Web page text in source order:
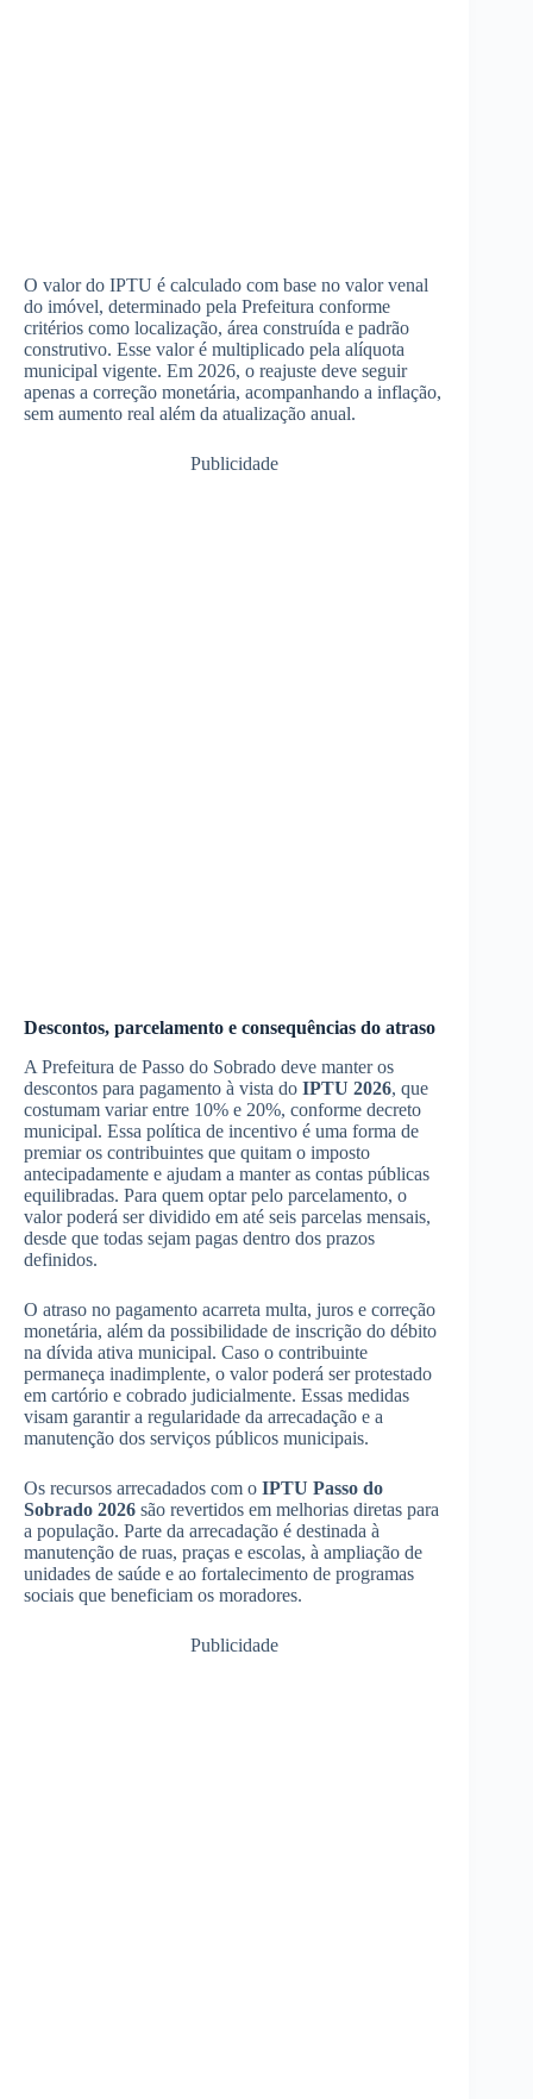
O valor do IPTU é calculado com base no valor venal
do imóvel, determinado pela Prefeitura conforme
critérios como localização, área construída e padrão
construtivo. Esse valor é multiplicado pela alíquota
municipal vigente. Em 2026, o reajuste deve seguir
apenas a correção monetária, acompanhando a inflação,
sem aumento real além da atualização anual.
Publicidade
Descontos, parcelamento e consequências do atraso
A Prefeitura de Passo do Sobrado deve manter os
descontos para pagamento à vista do IPTU 2026, que
costumam variar entre 10% e 20%, conforme decreto
municipal. Essa política de incentivo é uma forma de
premiar os contribuintes que quitam o imposto
antecipadamente e ajudam a manter as contas públicas
equilibradas. Para quem optar pelo parcelamento, o
valor poderá ser dividido em até seis parcelas mensais,
desde que todas sejam pagas dentro dos prazos
definidos.
O atraso no pagamento acarreta multa, juros e correção
monetária, além da possibilidade de inscrição do débito
na dívida ativa municipal. Caso o contribuinte
permaneça inadimplente, o valor poderá ser protestado
em cartório e cobrado judicialmente. Essas medidas
visam garantir a regularidade da arrecadação e a
manutenção dos serviços públicos municipais.
Os recursos arrecadados com o IPTU Passo do
Sobrado 2026 são revertidos em melhorias diretas para
a população. Parte da arrecadação é destinada à
manutenção de ruas, praças e escolas, à ampliação de
unidades de saúde e ao fortalecimento de programas
sociais que beneficiam os moradores.
Publicidade